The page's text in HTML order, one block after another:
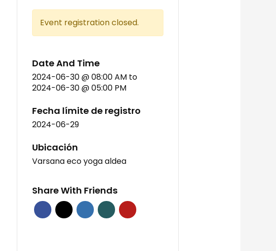
Event registration closed.
Date And Time
2024-06-30 @ 08:00 AM to
2024-06-30 @ 05:00 PM
Fecha límite de registro
2024-06-29
Ubicación
Varsana eco yoga aldea
Share With Friends